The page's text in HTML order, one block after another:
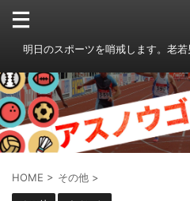
明日のスポーツを哨戒します。老
HOME > その他 >